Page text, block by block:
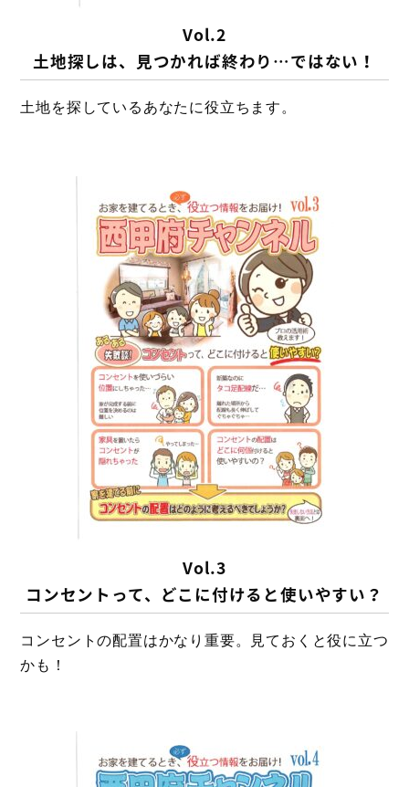
Vol.2
土地探しは、見つかれば終わり…ではない！
土地を探しているあなたに役立ちます。
Vol.3
コンセントって、どこに付けると使いやすい？
コンセントの配置はかなり重要。見ておくと役に立つ
かも！